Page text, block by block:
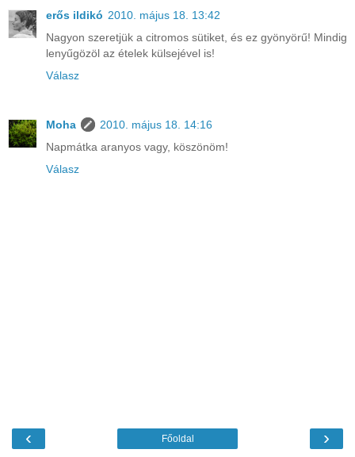
erős ildikó 2010. május 18. 13:42
Nagyon szeretjük a citromos sütiket, és ez gyönyörű! Mindig
lenyűgözöl az ételek külsejével is!
Válasz
Moha
2010. május 18. 14:16
Napmátka aranyos vagy, köszönöm!
Válasz
‹ ›
Főoldal